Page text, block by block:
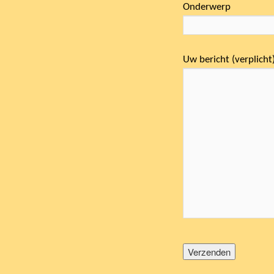
Onderwerp
Uw bericht